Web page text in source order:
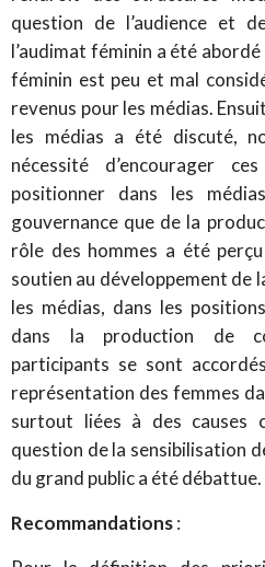
question de l’audience et
l’audimat féminin a été
féminin est peu et mal
revenus pour les médias.
les médias a été discuté,
nécessité d’encourager
positionner dans les
gouvernance que de la
rôle des hommes a été
soutien au développement de
les médias, dans les
dans la production de
participants se sont
représentation des femmes
surtout liées à des causes
question de la sensibilisation
du grand public a été débattue.
Recommandations: